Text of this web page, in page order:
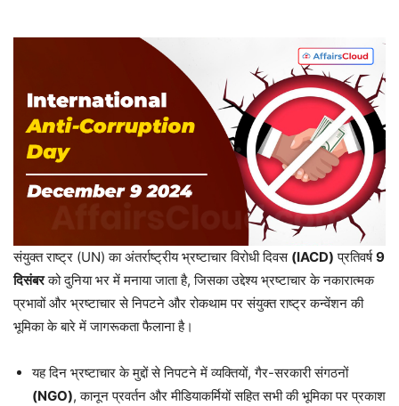
संयुक्त राष्ट्र (UN) का अंतर्राष्ट्रीय भ्रष्टाचार विरोधी दिवस (IACD) प्रतिवर्ष9
दिसंबरको दुनिया भर में मनाया जाता है, जिसका उद्देश्य भ्रष्टाचार के नकारात्मक
प्रभावों और भ्रष्टाचार से निपटने और रोकथाम पर संयुक्त राष्ट्र कन्वेंशन की
भूमिका के बारे में जागरूकता फैलाना है।
यह दिन भ्रष्टाचार के मुद्दों से निपटने में व्यक्तियों, गैर-सरकारी संगठनों
(NGO), कानून प्रवर्तन और मीडियाकर्मियों सहित सभी की भूमिका पर प्रकाश